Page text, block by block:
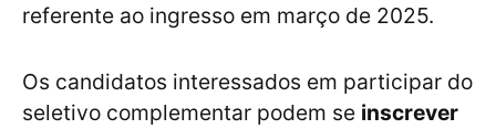
referente ao ingresso em março de 2025.
Os candidatos interessados em participar do
seletivo complementar podem se inscrever